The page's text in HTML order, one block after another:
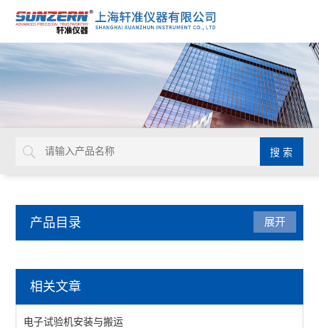
产品目录
电子万能试验机
展开
相关文章
电子试验机安装与搬运